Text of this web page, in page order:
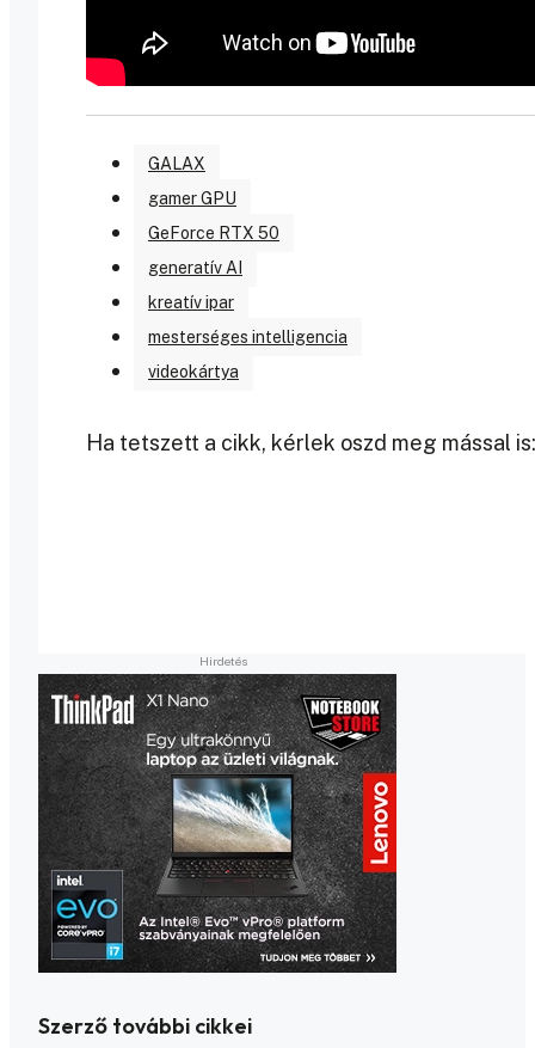
GALAX
gamer GPU
GeForce RTX 50
generatív AI
kreatív ipar
mesterséges intelligencia
videokártya
Ha tetszett a cikk, kérlek oszd meg mással is:
Szerző további cikkei